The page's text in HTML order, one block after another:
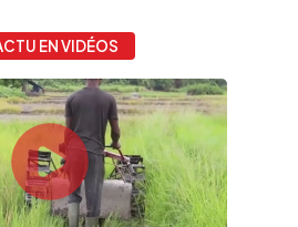
EN VIDÉOS